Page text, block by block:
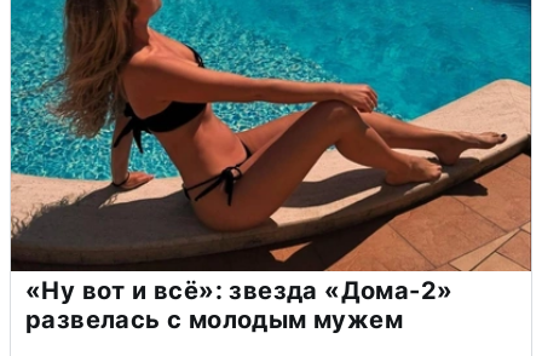
«Ну вот и всё»: звезда «Дома-2»
развелась с молодым мужем